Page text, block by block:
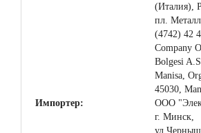
(Италия),
пл.
(4742) 42
Company
Bolgesi
Manisa,
45030,
Импортер:
ООО
г. Минск,